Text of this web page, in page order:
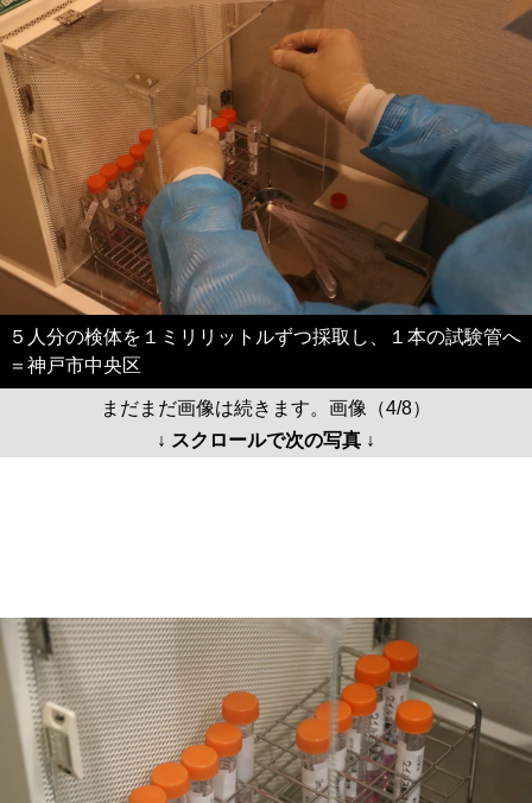
５人分の検体を１ミリリットルずつ採取し、１本の試験管へ
＝神戸市中央区
まだまだ画像は続きます。画像（4/8）
↓ スクロールで次の写真 ↓